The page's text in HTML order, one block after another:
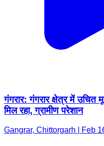
गंगरार: गंगरार क्षेत्र में उचित
मिल रहा, ग्रामीण परेशान